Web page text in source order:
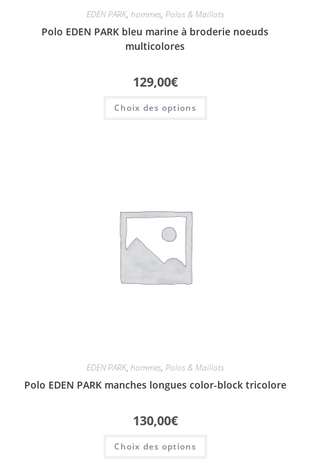
EDEN PARK, hommes, Polos & Maillots
Polo EDEN PARK bleu marine à broderie noeuds
multicolores
129,00€
Choix des options
EDEN PARK, hommes, Polos & Maillots
Polo EDEN PARK manches longues color-block tricolore
130,00€
Choix des options